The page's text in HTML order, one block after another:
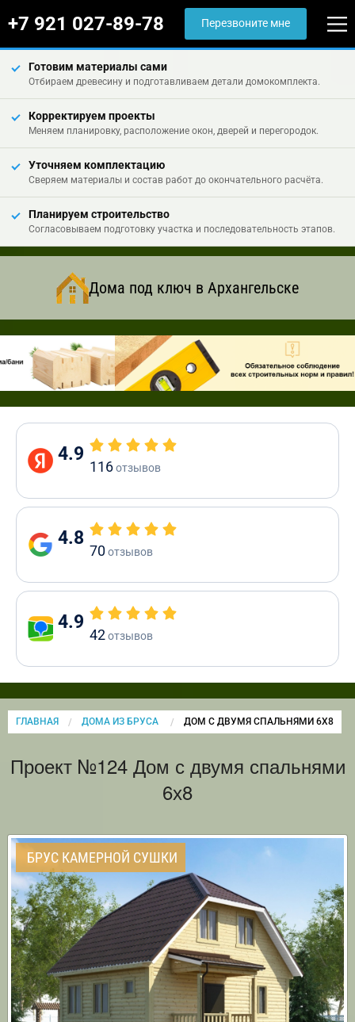
+7 921 027-89-78 Перезвоните мне
Готовим материалы сами
Отбираем древесину и подготавливаем детали домокомплекта.
Корректируем проекты
Меняем планировку, расположение окон, дверей и перегородок.
Уточняем комплектацию
Сверяем материалы и состав работ до окончательного расчёта.
Планируем строительство
Согласовываем подготовку участка и последовательность этапов.
Дома под ключ в Архангельске
4.9
116отзывов
4.8
70отзывов
4.9
42отзывов
ГЛАВНАЯ ДОМА ИЗ БРУСА CURRENT:
ДОМ С ДВУМЯ СПАЛЬНЯМИ 6Х8
Проект №124 Дом с двумя спальнями
6х8
БРУС КАМЕРНОЙ СУШКИ